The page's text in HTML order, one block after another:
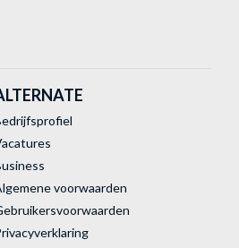
voorwaarden